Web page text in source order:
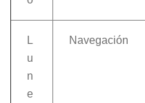
L
u
n
e
Navegación